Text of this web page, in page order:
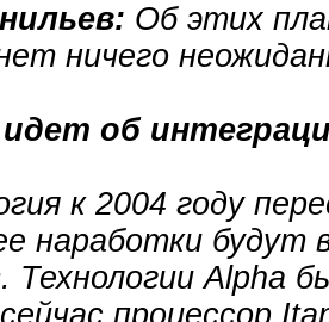
Об этих
ничего
об
к 2004 году
наработки будут
Технологии Alpha
процессор